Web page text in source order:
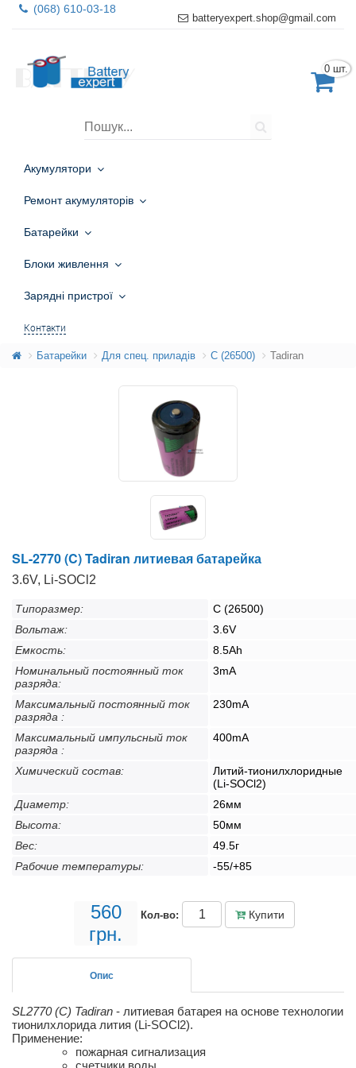
(068) 610-03-18
batteryexpert.shop@gmail.com
0 шт.
Акумулятори
Ремонт акумуляторів
Батарейки
Блоки живлення
Зарядні пристрої
Контакти
Батарейки Для спец. приладів С (26500) Tadiran
SL-2770 (C) Tadiran литиевая батарейка
3.6V, Li-SOCl2
Типоразмер:
C (26500)
Вольтаж:
3.6V
Емкость:
8.5Ah
Номинальный постоянный ток
разряда:
3mA
Максимальный постоянный ток
разряда :
230mA
Максимальный импульсный ток
разряда :
400mA
Химический состав:
Литий-тионилхлоридные
(Li-SOCl2)
Диаметр:
26мм
Высота:
50мм
Вec:
49.5г
Рабочие температуры:
-55/+85
560
грн.
Кол-во: Купити
Опис
SL2770 (C) Tadiran - литиевая батарея на основе технологии
тионилхлорида лития (Li-SOCl2).
Применение:
пожарная сигнализация
счетчики воды